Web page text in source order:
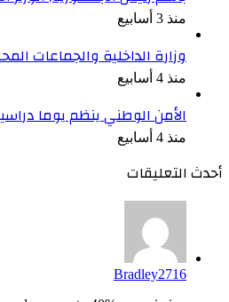
منذ 3 أسابيع
وزارة الداخلية والجماعات
منذ 4 أسابيع
الأمن الوطني ينظم يوما
منذ 4 أسابيع
أحدث التعليقات
Bradley2716